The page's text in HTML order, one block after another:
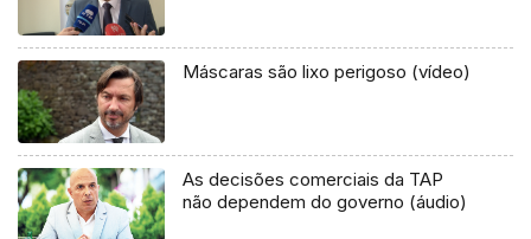
Máscaras são lixo perigoso (vídeo)
As decisões comerciais da TAP
não dependem do governo (áudio)